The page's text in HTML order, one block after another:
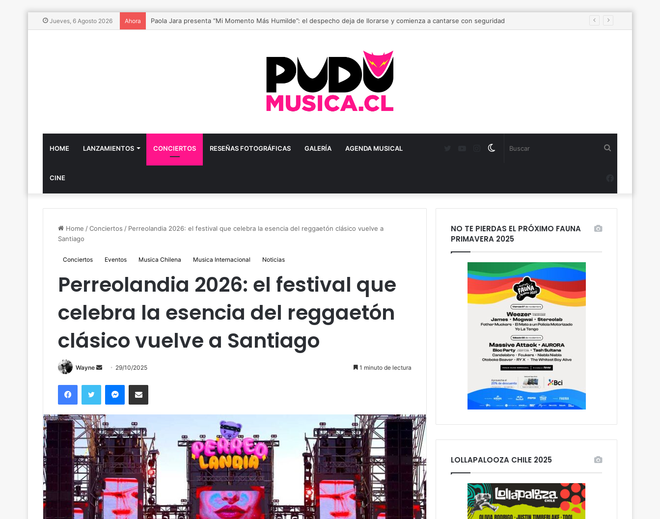
Jueves, 6 Agosto 2026 Ahora Vibra Fest 2026, el Festival de música urbana más grande de Chile está de vuelta
HOME LANZAMIENTOS CONCIERTOS RESEÑAS FOTOGRÁFICAS GALERÍA AGENDA MUSICAL
CINE
Switch
Instagram
YouTube
Home /Conciertos / Perreolandia 2026: el festival que celebra la esencia del reggaetón clásico vuelve a
Santiago
Conciertos Eventos Musica Chilena Musica Internacional Noticias
Perreolandia 2026: el festival que
celebra la esencia del reggaetón
clásico vuelve a Santiago
Wayne
Send
email
29/10/2025 1 minuto de lectura
FacebookTwitter MessengerCompartir por correo
NO TE PIERDAS EL PRÓXIMO FAUNA
PRIMAVERA 2025
LOLLAPALOOZA CHILE 2025